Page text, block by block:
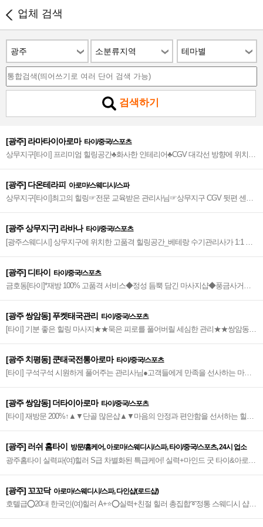
업체 검색
광주 소분류지역 테마별
검색하기
[광주] 라마타이아로마 타이/중국/스포츠
상무지구[타이] 프리미엄 힐링공간♣화사한 인테리어♣CGV 대각선 방향에 위치한
[광주] 다온테라피 아로마/스웨디시/스파
상무지구[타이]최고의 힐링☞전문 교육받은 관리사님☞상무지구 CGV 뒷편 센트
[광주 상무지구] 라바나 타이/중국/스포츠
[광주스웨디시] 상무지구에 위치한 고품격 힐링공간_베테랑 수기관리사가 1:1 맞
[광주] 디타이 타이/중국/스포츠
금호동[타이]*재방 100% 고품격 서비스◆정성 듬뿍 담긴 마사지샵◆풍금사거리_
[광주 쌍암동] 푸켓태국관리
타이/중국/스포츠
[타이] 기분 좋은 힐링 마사지★★묵은 피로를 풀어버릴 세심한 관리★★쌍암동
[광주 치평동] 쿤태국전통아로마 타이/중국/스포츠
[타이] 구석구석 시원하게 풀어주는 관리사님●고객들에게 만족을 선사하는 마사
[광주 쌍암동] 더타이아로마 타이/중국/스포츠
[타이] 재방문 200%↑▲▼단골 많은샵▲▼마음의 안정과 편안함을 선서하는 힐링
[광주] 러쉬 홈타이
방문/홈케어, 아로마/스웨디시/스파, 타이/중국/스포츠, 24시 업소
광주홈타이 실력파(여)힐러 S급 차별화된 특급케어! 실력+마인드 굿 타이&아로마
[광주] 꼬꼬닥 아로마/스웨디시/스파, 다인샵(로드샵)
호텔급⭕20대 한국인(여)힐러 A+⭐️⭕실력+친절 힐러 총집합➰정통 스웨디시 샵~!